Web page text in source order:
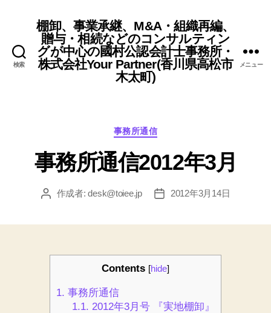
検索
棚卸、事業承継、M&A・組織再編、
贈与・相続などのコンサルティン
グが中心の國村公認会計士事務所・
株式会社Your Partner(香川県高松市
木太町)
メニュー
カ
ゴ
リ
事務所通信
事務所通信2012年3月
投 作成者:desk@toiee.jp
投
2012年3月14日
Contents [hide]
1. 事務所通信
1.1. 2012年3月号 『実地棚卸』